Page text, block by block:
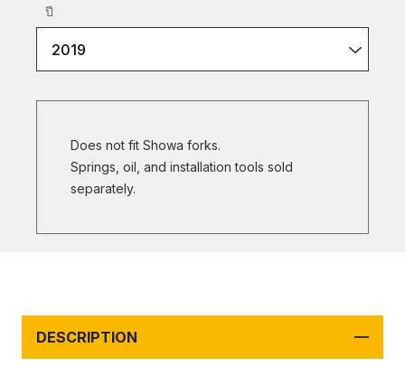
ปี
2019
Does not fit Showa forks.
Springs, oil, and installation tools sold
separately.
DESCRIPTION